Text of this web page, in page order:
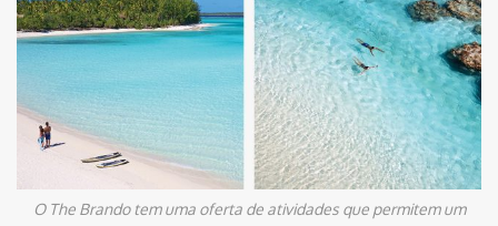
O The Brando tem uma oferta de atividades que permitem um